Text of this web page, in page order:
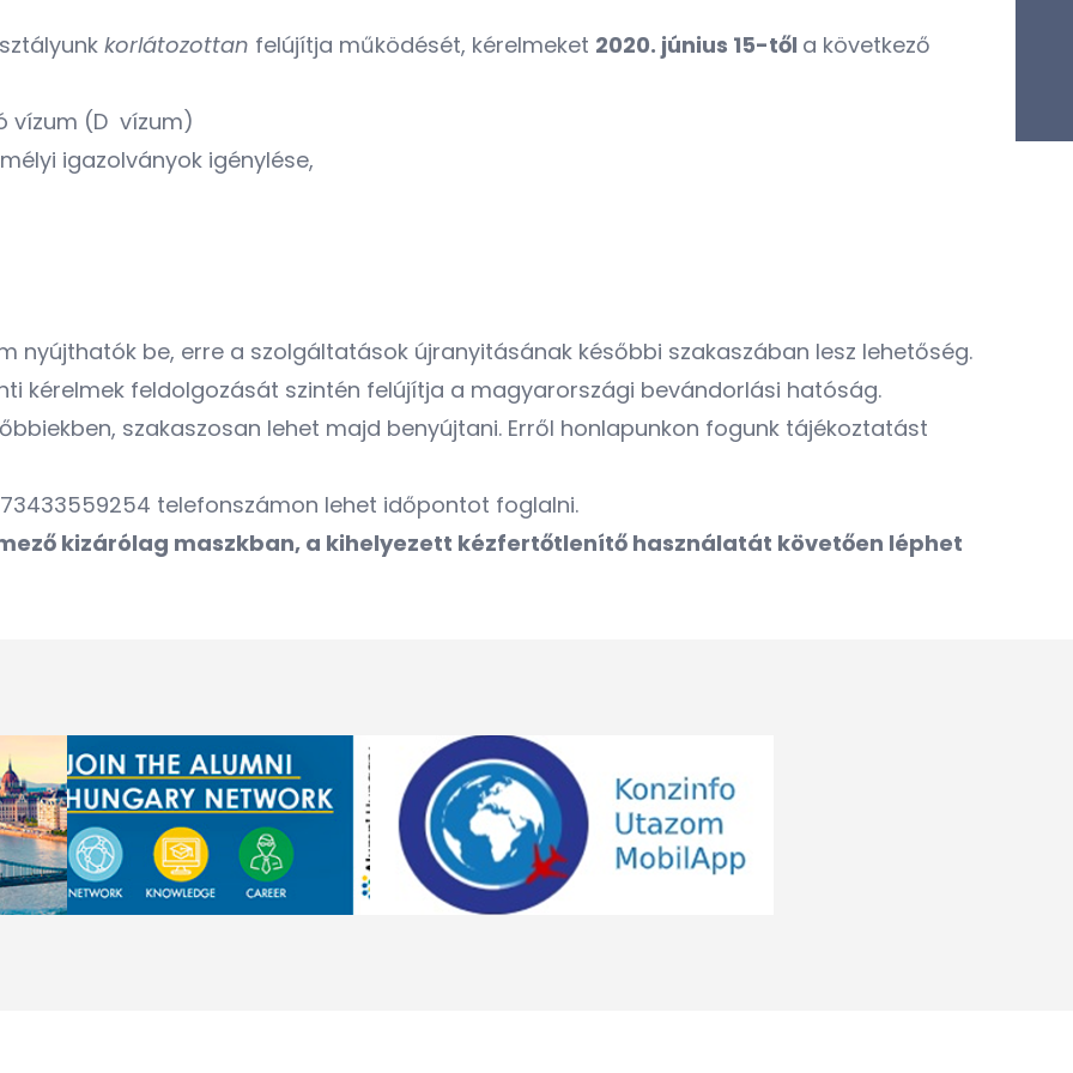
korlátozottan felújítja működését, kérelmeket 2020. június 15-től a következő
vízum (D vízum)
igazolványok igénylése,
nyújthatók be, erre a szolgáltatások újranyitásának későbbi szakaszában lesz lehetőség.
kérelmek feldolgozását szintén felújítja a magyarországi bevándorlási hatóság.
szakaszosan lehet majd benyújtani. Erről honlapunkon fogunk tájékoztatást
telefonszámon lehet időpontot foglalni.
kizárólag maszkban, a kihelyezett kézfertőtlenítő használatát követően léphet